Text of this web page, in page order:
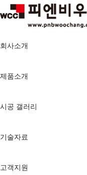
회사소개
제품소개
시공 갤러리
기술자료
고객지원